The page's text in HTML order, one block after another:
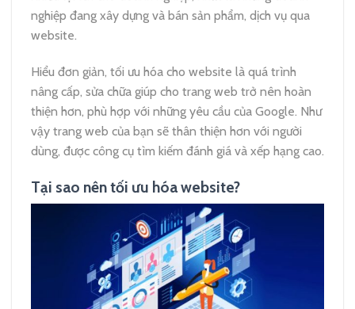
nghiệp đang xây dựng và bán sản phẩm, dịch vụ qua
website.
Hiểu đơn giản, tối ưu hóa cho website là quá trình
nâng cấp, sửa chữa giúp cho trang web trở nên hoàn
thiện hơn, phù hợp với những yêu cầu của Google. Như
vậy trang web của bạn sẽ thân thiện hơn với người
dùng, được công cụ tìm kiếm đánh giá và xếp hạng cao.
Tại sao nên tối ưu hóa website?